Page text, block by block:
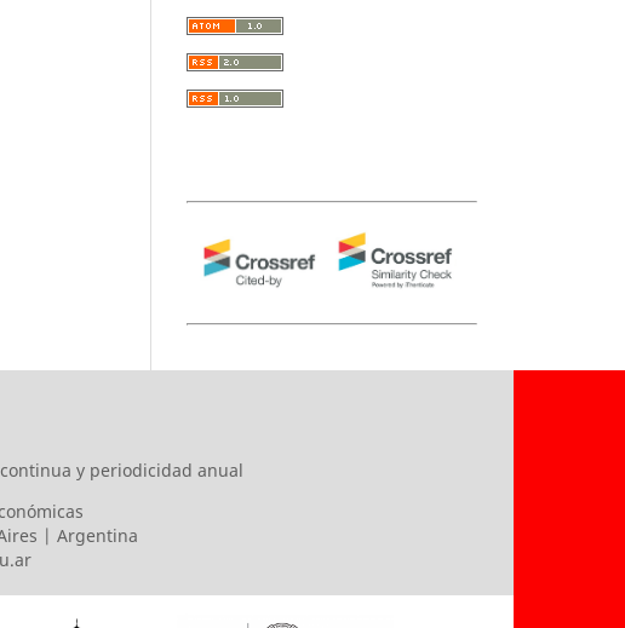
y periodicidad anual
| Argentina